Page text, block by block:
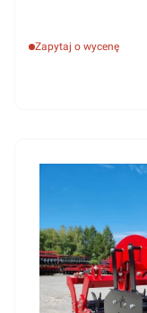
Zapytaj o wycenę